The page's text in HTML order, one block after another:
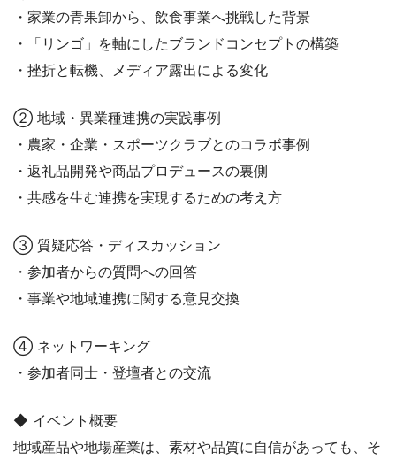
・家業の青果卸から、飲食事業へ挑戦した背景
・「リンゴ」を軸にしたブランドコンセプトの構築
・挫折と転機、メディア露出による変化
② 地域・異業種連携の実践事例
・農家・企業・スポーツクラブとのコラボ事例
・返礼品開発や商品プロデュースの裏側
・共感を生む連携を実現するための考え方
③ 質疑応答・ディスカッション
・参加者からの質問への回答
・事業や地域連携に関する意見交換
④ ネットワーキング
・参加者同士・登壇者との交流
◆ イベント概要
地域産品や地場産業は、素材や品質に自信があっても、そ